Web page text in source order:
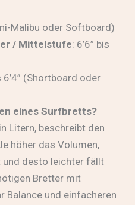
Malibu oder Softboard)
/ Mittelstufe: 6’6” bis
6’4” (Shortboard oder
eines Surfbretts?
Litern, beschreibt den
höher das Volumen,
desto leichter fällt
Bretter mit
Balance und einfacheren